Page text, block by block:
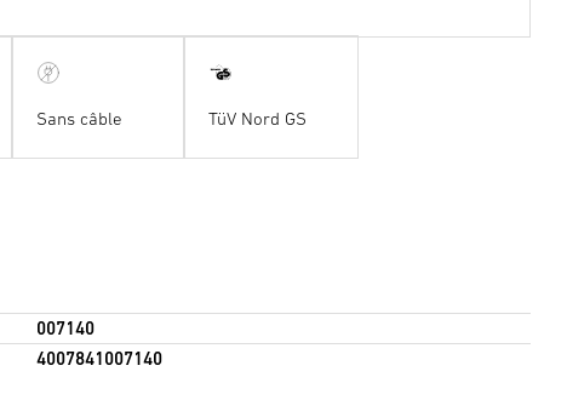
Sans câble TüV Nord GS
007140
4007841007140